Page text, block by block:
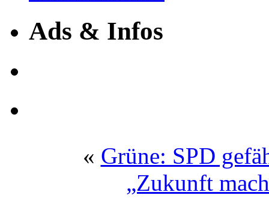
Ads & Infos
« Grüne: SPD
„Zukunft